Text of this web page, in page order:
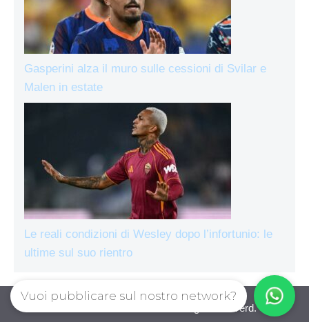
Gasperini alza il muro sulle cessioni di Svilar e
Malen in estate
Le reali condizioni di Wesley dopo l’infortunio: le
ultime sul suo rientro
AsRomaLive.com © 2026. All right reserverd.
Vuoi pubblicare sul nostro network?